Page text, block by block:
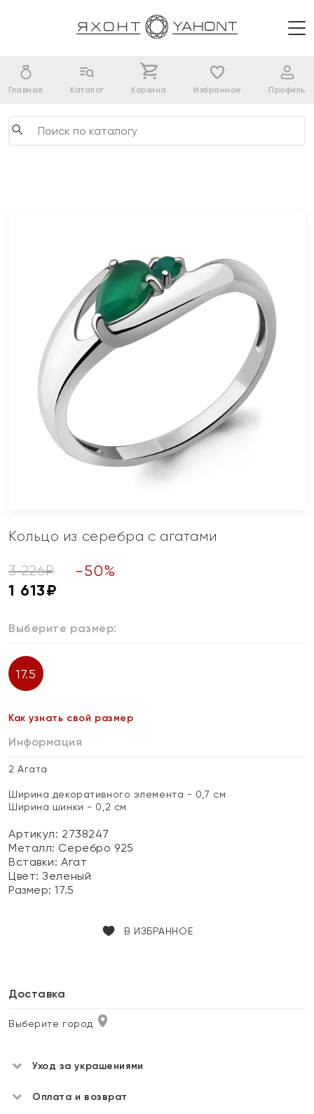
Главная Каталог Корзина Избранное Профиль
Кольцо из серебра с агатами
3 226₽ -50%
1 613₽
Выберите размер:
17.5
Как узнать свой размер
Информация
2 Агата
Ширина декоративного элемента - 0,7 см
Ширина шинки - 0,2 см
Артикул: 2738247
Металл: Серебро 925
Вставки:Агат
Цвет:Зеленый
Размер:17.5
В ИЗБРАННОЕ
Доставка
Выберите город
Уход за украшениями
Оплата и возврат